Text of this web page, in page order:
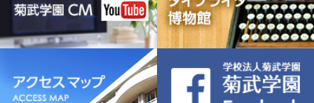
菊武幼稚園
稲葉保育園